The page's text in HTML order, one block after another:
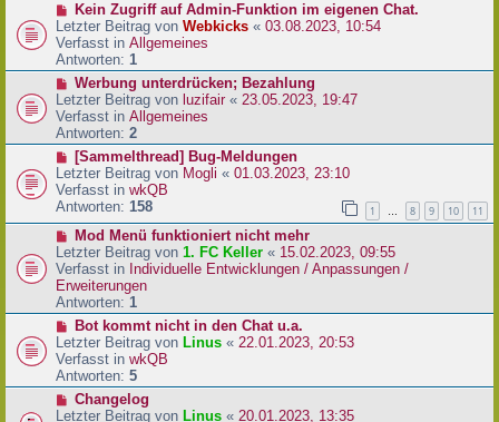
a
g
B
e
i
t
a
g
N
e
u
e
r
B
e
i
t
a
g
Kein Zugriff auf Admin-Funktion im eigenen Chat.
Letzter Beitrag von Webkicks « 03.08.2023, 10:54
Verfasst in Allgemeines
Antworten: 1
N
e
u
e
r
B
e
i
t
a
g
Werbung unterdrücken; Bezahlung
Letzter Beitrag von luzifair « 23.05.2023, 19:47
Verfasst in Allgemeines
Antworten: 2
N
e
u
e
r
B
e
i
t
r
a
g
[Sammelthread] Bug-Meldungen
Letzter Beitrag von Mogli « 01.03.2023, 23:10
Verfasst in wkQB
Antworten: 158 1 … 8 9 10 11
N
e
u
e
r
B
e
i
t
r
a
g
Mod Menü funktioniert nicht mehr
Letzter Beitrag von 1. FC Keller « 15.02.2023, 09:55
Verfasst in Individuelle Entwicklungen / Anpassungen /
Erweiterungen
Antworten: 1
N
e
u
e
r
B
Bot kommt nicht in den Chat u.a.
Letzter Beitrag von Linus « 22.01.2023, 20:53
Verfasst in wkQB
Antworten: 5
N
e
Changelog
Letzter Beitrag von Linus « 20.01.2023, 13:35